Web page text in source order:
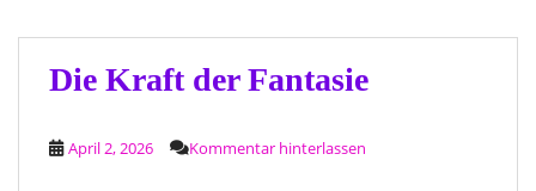
Die Kraft der Fantasie
April 2, 2026 Kommentar hinterlassen